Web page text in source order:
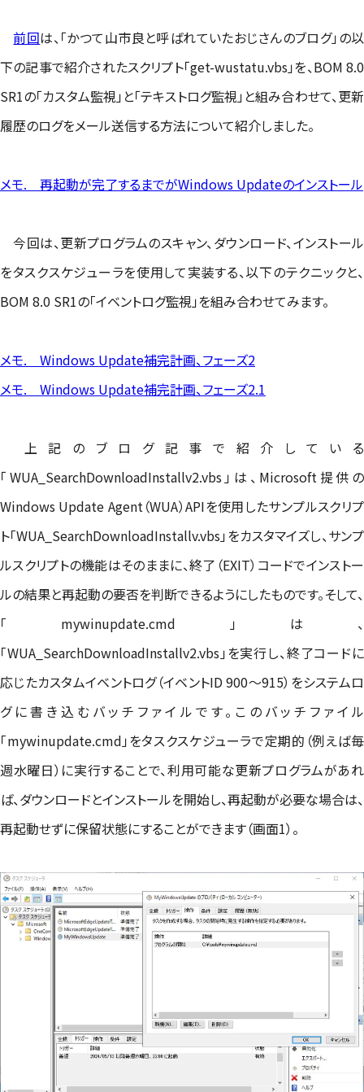
前回は、「かつて山市良と呼ばれていたおじさんのブログ」の以
下の記事で紹介されたスクリプト「get-wustatu.vbs」を、BOM 8.0
SR1の「カスタム監視」と「テキストログ監視」と組み合わせて、更新
履歴のログをメール送信する方法について紹介しました。
メモ. 再起動が完了するまでがWindows Updateのインストール
今回は、更新プログラムのスキャン、ダウンロード、インストール
をタスクスケジューラを使用して実装する、以下のテクニックと、
BOM 8.0 SR1の「イベントログ監視」を組み合わせてみます。
メモ. Windows Update補完計画、フェーズ2
メモ. Windows Update補完計画、フェーズ2.1
上記のブログ記事で紹介している
「WUA_SearchDownloadInstallv2.vbs」は、Microsoft提供の
Windows Update Agent（WUA）APIを使用したサンプルスクリプ
ト「WUA_SearchDownloadInstallv.vbs」をカスタマイズし、サンプ
ルスクリプトの機能はそのままに、終了（EXIT）コードでインストー
ルの結果と再起動の要否を判断できるようにしたものです。そして、
「mywinupdate.cmd」は、
「WUA_SearchDownloadInstallv2.vbs」を実行し、終了コードに
応じたカスタムイベントログ（イベントID 900～915）をシステムロ
グに書き込むバッチファイルです。このバッチファイル
「mywinupdate.cmd」をタスクスケジューラで定期的（例えば毎
週水曜日）に実行することで、利用可能な更新プログラムがあれ
ば、ダウンロードとインストールを開始し、再起動が必要な場合は、
再起動せずに保留状態にすることができます（画面1）。